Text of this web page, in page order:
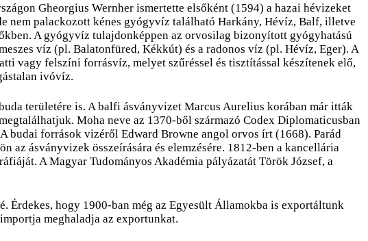
Gheorgius Wernher ismertette elsőként (1594) a hazai hévizeket
nem palackozott kénes gyógyvíz található Harkány, Hévíz, Balf, illetve
A gyógyvíz tulajdonképpen az orvosilag bizonyított gyógyhatású
víz (pl. Balatonfüred, Kékkút) és a radonos víz (pl. Hévíz, Eger). A
vagy felszíni forrásvíz, melyet szűréssel és tisztítással készítenek elő,
ivóvíz.
területére is. A balfi ásványvizet Marcus Aurelius korában már itták
Moha neve az 1370-ből származó Codex Diplomaticusban
budai források vizéről Edward Browne angol orvos írt (1668). Parád
ásványvizek összeírására és elemzésére. 1812-ben a kancellária
A Magyar Tudományos Akadémia pályázatát Török József, a
Érdekes, hogy 1900-ban még az Egyesült Államokba is exportáltunk
meghaladja az exportunkat.